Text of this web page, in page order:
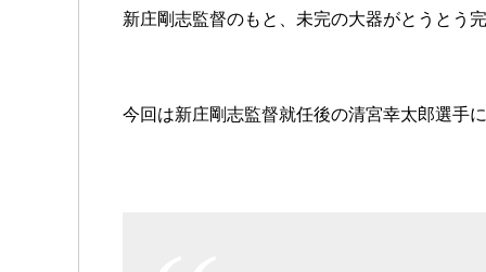
新庄剛志監督のもと、未完の大器がとうとう
今回は新庄剛志監督就任後の清宮幸太郎選手